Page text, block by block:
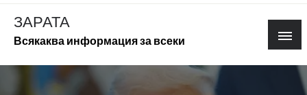
Skip
content
ЗАРАТА
Всякаква информация за всеки